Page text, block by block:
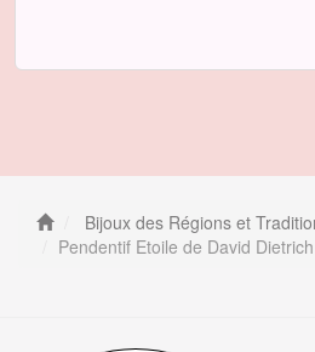
Bijoux des Régions et
Pendentif Etoile de David